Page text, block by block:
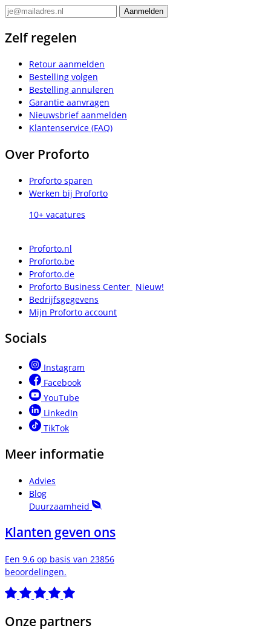
Zelf regelen
Retour aanmelden
Bestelling volgen
Bestelling annuleren
Garantie aanvragen
Nieuwsbrief aanmelden
Klantenservice (FAQ)
Over Proforto
Proforto sparen
Werken bij Proforto
10+ vacatures
Proforto.nl
Proforto.be
Proforto.de
Proforto Business Center Nieuw!
Bedrijfsgegevens
Mijn Proforto account
Socials
Instagram
Facebook
YouTube
LinkedIn
TikTok
Meer informatie
Advies
Blog
Duurzaamheid
Klanten geven ons
Een 9.6 op basis van 23856
beoordelingen.
Onze partners